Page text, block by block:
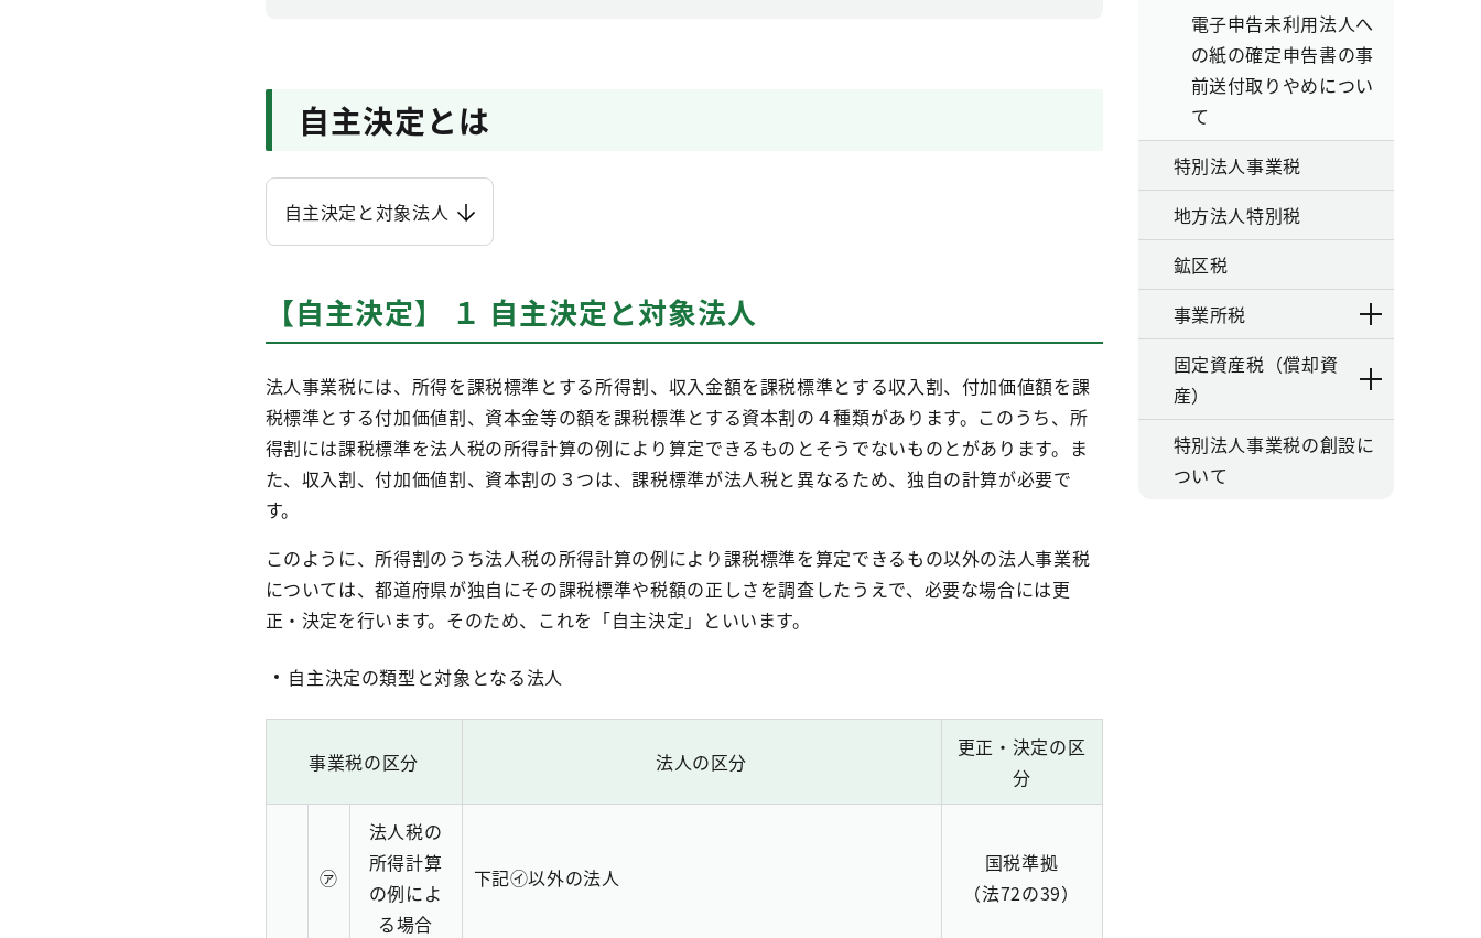
自主決定とは
自主決定と対象法人
【自主決定】 １ 自主決定と対象法人
法人事業税には、所得を課税標準とする所得割、収入金額を課税標準とする収入割、付加価値額を課
税標準とする付加価値割、資本金等の額を課税標準とする資本割の４種類があります。このうち、所
得割には課税標準を法人税の所得計算の例により算定できるものとそうでないものとがあります。ま
た、収入割、付加価値割、資本割の３つは、課税標準が法人税と異なるため、独自の計算が必要で
す。
このように、所得割のうち法人税の所得計算の例により課税標準を算定できるもの以外の法人事業税
については、都道府県が独自にその課税標準や税額の正しさを調査したうえで、必要な場合には更
正・決定を行います。そのため、これを「自主決定」といいます。
自主決定の類型と対象となる法人
事業税の区分 法人の区分
更正・決定の区
分
㋐
法人税の
所得計算
の例によ
る場合
下記㋑以外の法人
国税準拠
（法72の39）
電子申告未利用法人へ
の紙の確定申告書の事
前送付取りやめについ
て
特別法人事業税
地方法人特別税
鉱区税
事業所税
固定資産税（償却資
産）
特別法人事業税の創設に
ついて